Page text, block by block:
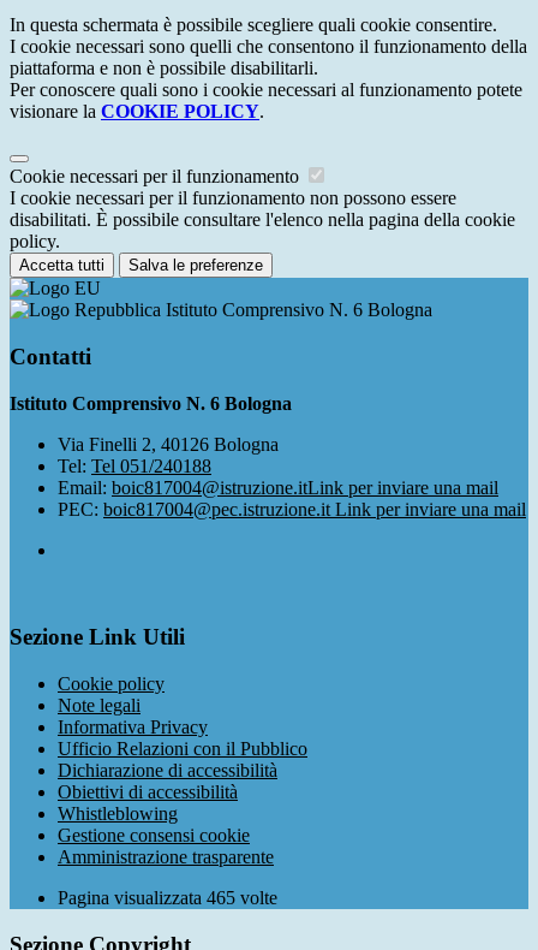
In questa schermata è possibile scegliere quali cookie consentire.
I cookie necessari sono quelli che consentono il funzionamento della
piattaforma e non è possibile disabilitarli.
Per conoscere quali sono i cookie necessari al funzionamento potete
visionare la COOKIE POLICY.
Cookie necessari per il funzionamento
I cookie necessari per il funzionamento non possono essere
disabilitati. È possibile consultare l'elenco nella pagina della cookie
policy.
Accetta tutti Salva le preferenze
Istituto Comprensivo N. 6 Bologna
Contatti
Istituto Comprensivo N. 6 Bologna
Via Finelli 2, 40126 Bologna
Tel: Tel 051/240188
Email: boic817004@istruzione.itLink per inviare una mail
PEC: boic817004@pec.istruzione.it Link per inviare una mail
Sezione Link Utili
Cookie policy
Note legali
Informativa Privacy
Ufficio Relazioni con il Pubblico
Dichiarazione di accessibilità
Obiettivi di accessibilità
Whistleblowing
Gestione consensi cookie
Amministrazione trasparente
Pagina visualizzata 465 volte
Sezione Copyright